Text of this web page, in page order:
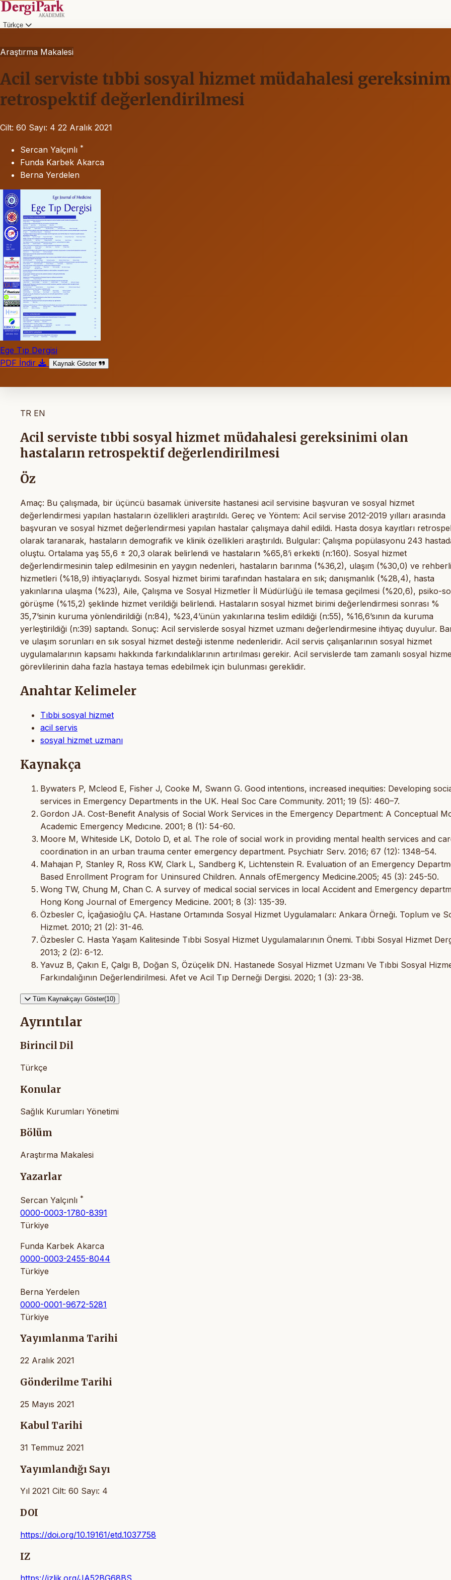
Türkçe
Araştırma Makalesi
Acil serviste tıbbi sosyal hizmet müdahalesi
retrospektif değerlendirilmesi
Cilt: 60 Sayı: 4 22 Aralık 2021
Sercan Yalçınlı *
Funda Karbek Akarca
Berna Yerdelen
Ege Tıp Dergisi
PDF İndir
Kaynak Göster
TR EN
Acil serviste tıbbi sosyal hizmet müdahalesi gereksinimi olan
hastaların retrospektif değerlendirilmesi
Öz
Amaç: Bu çalışmada, bir üçüncü basamak üniversite hastanesi acil servisine başvuran ve sosyal hizmet
değerlendirmesi yapılan hastaların özellikleri araştırıldı. Gereç ve Yöntem: Acil servise 2012-2019 yılları arasında
başvuran ve sosyal hizmet değerlendirmesi yapılan hastalar çalışmaya dahil edildi. Hasta dosya kayıtları
olarak taranarak, hastaların demografik ve klinik özellikleri araştırıldı. Bulgular: Çalışma popülasyonu 243
oluştu. Ortalama yaş 55,6 ± 20,3 olarak belirlendi ve hastaların %65,8’i erkekti (n:160). Sosyal hizmet
değerlendirmesinin talep edilmesinin en yaygın nedenleri, hastaların barınma (%36,2), ulaşım (%30,0) ve
hizmetleri (%18,9) ihtiyaçlarıydı. Sosyal hizmet birimi tarafından hastalara en sık; danışmanlık (%28,4), hasta
yakınlarına ulaşma (%23), Aile, Çalışma ve Sosyal Hizmetler İl Müdürlüğü ile temasa geçilmesi (%20,6), psiko-
görüşme (%15,2) şeklinde hizmet verildiği belirlendi. Hastaların sosyal hizmet birimi değerlendirmesi sonrası %
35,7’sinin kuruma yönlendirildiği (n:84), %23,4’ünün yakınlarına teslim edildiği (n:55), %16,6’sının da kuruma
yerleştirildiği (n:39) saptandı. Sonuç: Acil servislerde sosyal hizmet uzmanı değerlendirmesine ihtiyaç duyulur.
ve ulaşım sorunları en sık sosyal hizmet desteği istenme nedenleridir. Acil servis çalışanlarının sosyal hizmet
uygulamalarının kapsamı hakkında farkındalıklarının artırılması gerekir. Acil servislerde tam zamanlı sosyal
görevlilerinin daha fazla hastaya temas edebilmek için bulunması gereklidir.
Anahtar Kelimeler
Tıbbi sosyal hizmet
acil servis
sosyal hizmet uzmanı
Kaynakça
Bywaters P, Mcleod E, Fisher J, Cooke M, Swann G. Good intentions, increased inequities: Developing
services in Emergency Departments in the UK. Heal Soc Care Community. 2011; 19 (5): 460–7.
Gordon JA. Cost-Benefit Analysis of Social Work Services in the Emergency Department: A Conceptual
Academic Emergency Medıcıne. 2001; 8 (1): 54-60.
Moore M, Whiteside LK, Dotolo D, et al. The role of social work in providing mental health services and
coordination in an urban trauma center emergency department. Psychiatr Serv. 2016; 67 (12): 1348–54.
Mahajan P, Stanley R, Ross KW, Clark L, Sandberg K, Lichtenstein R. Evaluation of an Emergency
Based Enrollment Program for Uninsured Children. Annals ofEmergency Medicine.2005; 45 (3): 245-50.
Wong TW, Chung M, Chan C. A survey of medical social services in local Accident and Emergency
Hong Kong Journal of Emergency Medicine. 2001; 8 (3): 135-39.
Özbesler C, İçağasioğlu ÇA. Hastane Ortamında Sosyal Hizmet Uygulamaları: Ankara Örneği. Toplum ve
Hizmet. 2010; 21 (2): 31-46.
Özbesler C. Hasta Yaşam Kalitesinde Tıbbi Sosyal Hizmet Uygulamalarının Önemi. Tıbbi Sosyal Hizmet
2013; 2 (2): 6-12.
Yavuz B, Çakın E, Çalgı B, Doğan S, Özüçelik DN. Hastanede Sosyal Hizmet Uzmanı Ve Tıbbi Sosyal
Farkındalığının Değerlendirilmesi. Afet ve Acil Tıp Derneği Dergisi. 2020; 1 (3): 23-38.
Tüm Kaynakçayı Göster(10)
Ayrıntılar
Birincil Dil
Türkçe
Konular
Sağlık Kurumları Yönetimi
Bölüm
Araştırma Makalesi
Yazarlar
Sercan Yalçınlı *
0000-0003-1780-8391
Türkiye
Funda Karbek Akarca
0000-0003-2455-8044
Türkiye
Berna Yerdelen
0000-0001-9672-5281
Türkiye
Yayımlanma Tarihi
22 Aralık 2021
Gönderilme Tarihi
25 Mayıs 2021
Kabul Tarihi
31 Temmuz 2021
Yayımlandığı Sayı
Yıl 2021 Cilt: 60 Sayı: 4
DOI
https://doi.org/10.19161/etd.1037758
IZ